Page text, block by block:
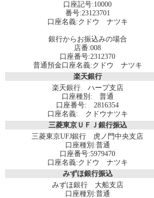
口座記号:10000
番号:23123701
口座名義:クドウ ナツキ
銀行からお振込みの場合
店番:008
口座番号:2312370
普通預金口座名義:クドウ ナツキ
楽天銀行
楽天銀行 ハープ支店
口座種別: 普通
口座番号: 2816354
口座名義: クドウナツキ
三菱東京ＵＦＪ銀行振込
三菱東京UFJ銀行 虎ノ門中央支店
口座種別:普通
口座番号:5979470
口座名義:クドウ ナツキ
みずほ銀行振込
みずほ銀行 大船支店
口座種別:普通